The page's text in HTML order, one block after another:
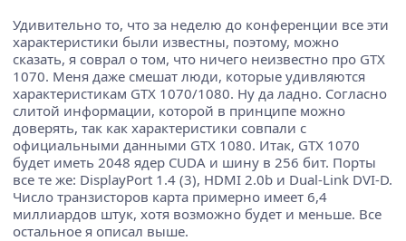
Удивительно то, что за неделю до конференции все эти
характеристики были известны, поэтому, можно
сказать, я соврал о том, что ничего неизвестно про GTX
1070. Меня даже смешат люди, которые удивляются
характеристикам GTX 1070/1080. Ну да ладно. Согласно
слитой информации, которой в принципе можно
доверять, так как характеристики совпали с
официальными данными GTX 1080. Итак, GTX 1070
будет иметь 2048 ядер CUDA и шину в 256 бит. Порты
все те же: DisplayPort 1.4 (3), HDMI 2.0b и Dual-Link DVI-D.
Число транзисторов карта примерно имеет 6,4
миллиардов штук, хотя возможно будет и меньше. Все
остальное я описал выше.